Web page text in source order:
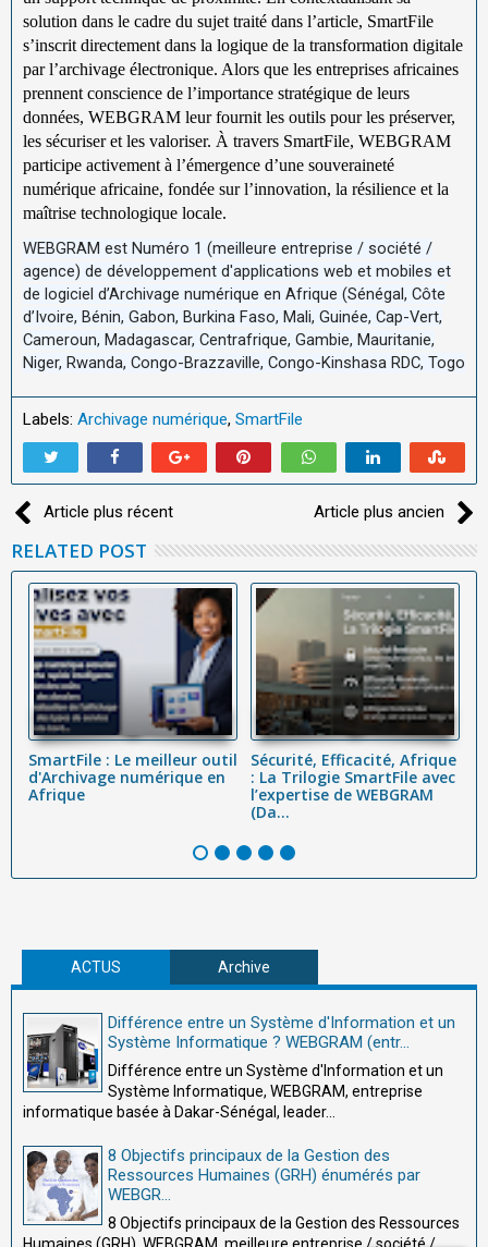
solution dans le cadre du sujet traité dans l’article, SmartFile
s’inscrit directement dans la logique de la transformation digitale
par l’archivage électronique. Alors que les entreprises africaines
prennent conscience de l’importance stratégique de leurs
données, WEBGRAM leur fournit les outils pour les préserver,
les sécuriser et les valoriser. À travers SmartFile, WEBGRAM
participe activement à l’émergence d’une souveraineté
numérique africaine, fondée sur l’innovation, la résilience et la
maîtrise technologique locale.
WEBGRAM est Numéro 1 (meilleure entreprise / société /
agence) de développement d'applications web et mobiles et
de logiciel d’Archivage numérique en Afrique (Sénégal, Côte
d’Ivoire, Bénin, Gabon, Burkina Faso, Mali, Guinée, Cap-Vert,
Cameroun, Madagascar, Centrafrique, Gambie, Mauritanie,
Niger, Rwanda, Congo-Brazzaville, Congo-Kinshasa RDC, Togo
Labels: Archivage numérique, SmartFile
Article plus récent Article plus ancien
RELATED POST
SmartFile : Le meilleur outil
d'Archivage numérique en
Afrique
Sécurité, Efficacité, Afrique
: La Trilogie SmartFile avec
l’expertise de WEBGRAM
(Da...
ACTUS Archive
Différence entre un Système d'Information et un
Système Informatique ? WEBGRAM (entr...
Différence entre un Système d'Information et un
Système Informatique, WEBGRAM, entreprise
informatique basée à Dakar-Sénégal, leader...
8 Objectifs principaux de la Gestion des
Ressources Humaines (GRH) énumérés par
WEBGR...
8 Objectifs principaux de la Gestion des Ressources
Humaines (GRH), WEBGRAM, meilleure entreprise / société /